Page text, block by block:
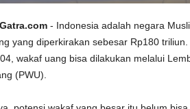
- Indonesia adalah negara
yang diperkirakan sebesar Rp180
wakaf uang bisa dilakukan melalui
(PWU).